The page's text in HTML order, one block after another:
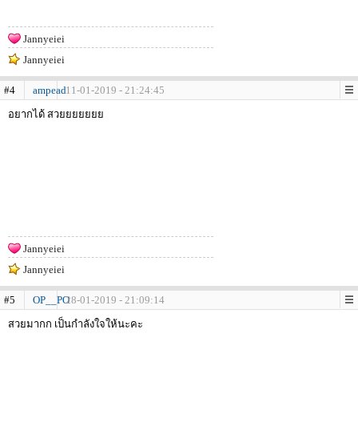
Jannyeiei
Jannyeiei
#4 ampead11-01-2019 - 21:24:45
อยากได้ สวยยยยยยย
Jannyeiei
Jannyeiei
#5 OP__PO28-01-2019 - 21:09:14
สวยมากก เป็นกำลังใจให้นะคะ